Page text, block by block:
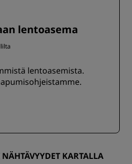
lentoasema
lentoasemista.
KARTALLA